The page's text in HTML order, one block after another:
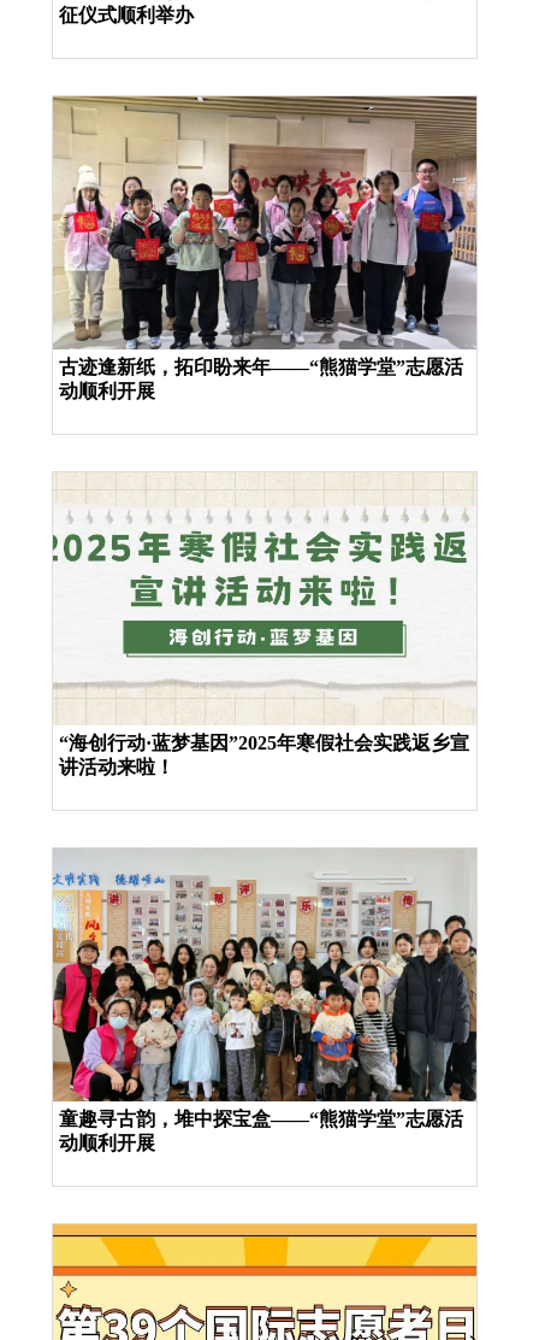
征仪式顺利举办
古迹逢新纸，拓印盼来年——“熊猫学堂”志愿活
动顺利开展
“海创行动·蓝梦基因”2025年寒假社会实践返乡宣
讲活动来啦！
童趣寻古韵，堆中探宝盒——“熊猫学堂”志愿活
动顺利开展